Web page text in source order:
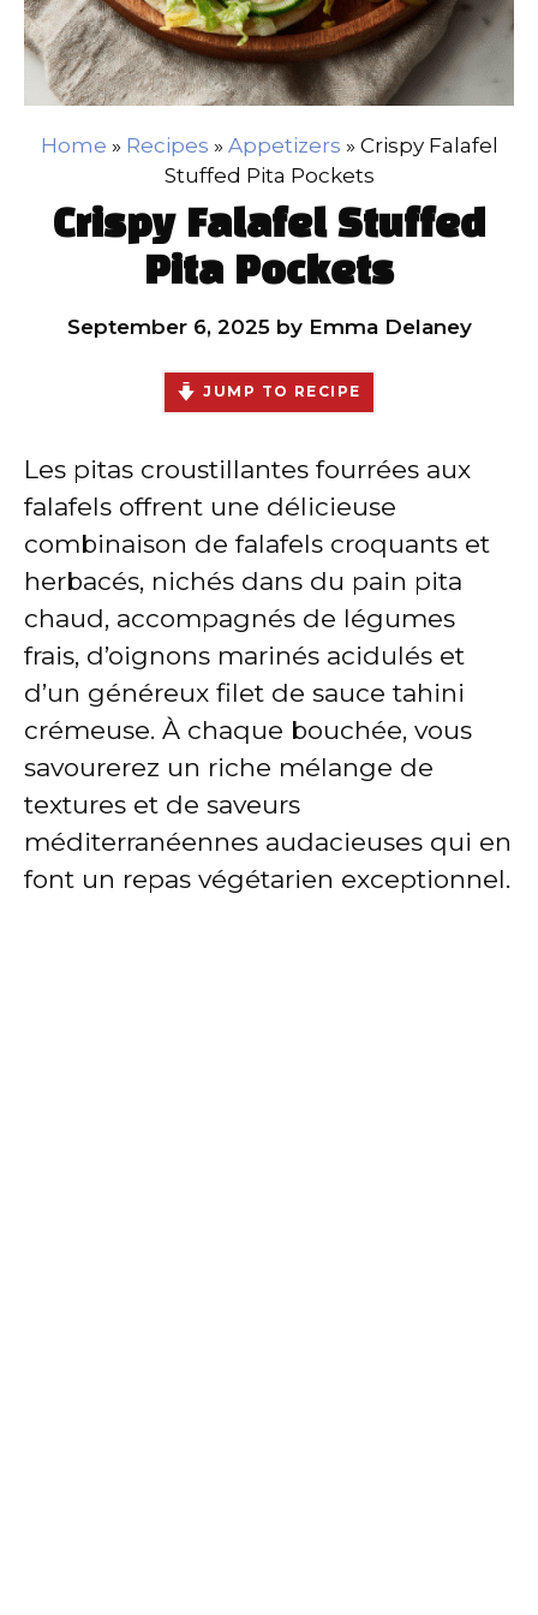
Home » Recipes » Appetizers » Crispy Falafel
Stuffed Pita Pockets
Crispy Falafel Stuffed
Pita Pockets
September 6, 2025 by Emma Delaney
JUMP TO RECIPE
Les pitas croustillantes fourrées aux
falafels offrent une délicieuse
combinaison de falafels croquants et
herbacés, nichés dans du pain pita
chaud, accompagnés de légumes
frais, d’oignons marinés acidulés et
d’un généreux filet de sauce tahini
crémeuse. À chaque bouchée, vous
savourerez un riche mélange de
textures et de saveurs
méditerranéennes audacieuses qui en
font un repas végétarien exceptionnel.